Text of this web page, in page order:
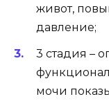
живот,
давление;
3 стадия –
мочи